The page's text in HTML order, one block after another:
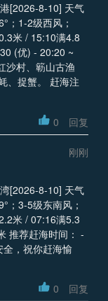
[2026-8-10] 天气
；1-2级西风；
米 / 15:10满4.8
(优) - 20:20 ~
沙村、簕山古渔
、捉蟹。 赶海注
0 回复
刚刚
[2026-8-10] 天气
；3-5级东南风；
米 / 07:16满5.3
推荐赶海时间： -
，祝你赶海愉
0 回复